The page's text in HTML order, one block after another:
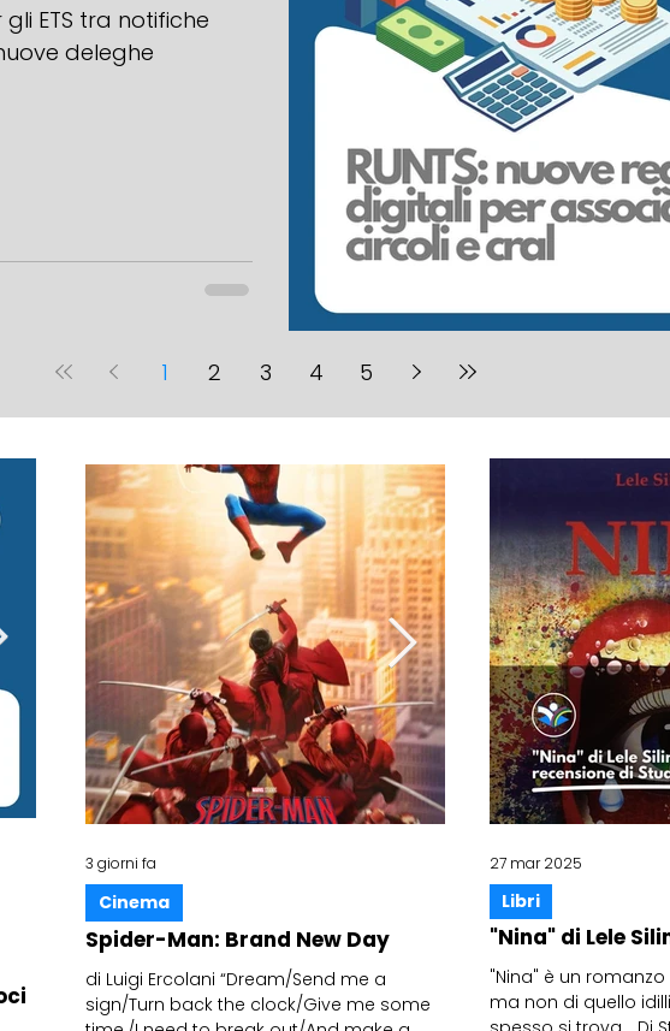
ETS tra notifiche
deleghe
1 2 3 4 5
Libri sociali delle Aps: obblighi
normativi, valore legale e
opportunità della gestione
Novità e strumenti utili
Spider-Man: Brand New Day
di Luigi Ercolani “Dream/Send me a
sign/Turn back the clock/Give me some
Cinema
3 giorni fa
Sacro Cuore-Il suo
avrà fine
di Luigi Ercolani Con
Cinema
"Nina" di Lele
"Nina" è un
ma non di quello
Libri
27 mar 2025